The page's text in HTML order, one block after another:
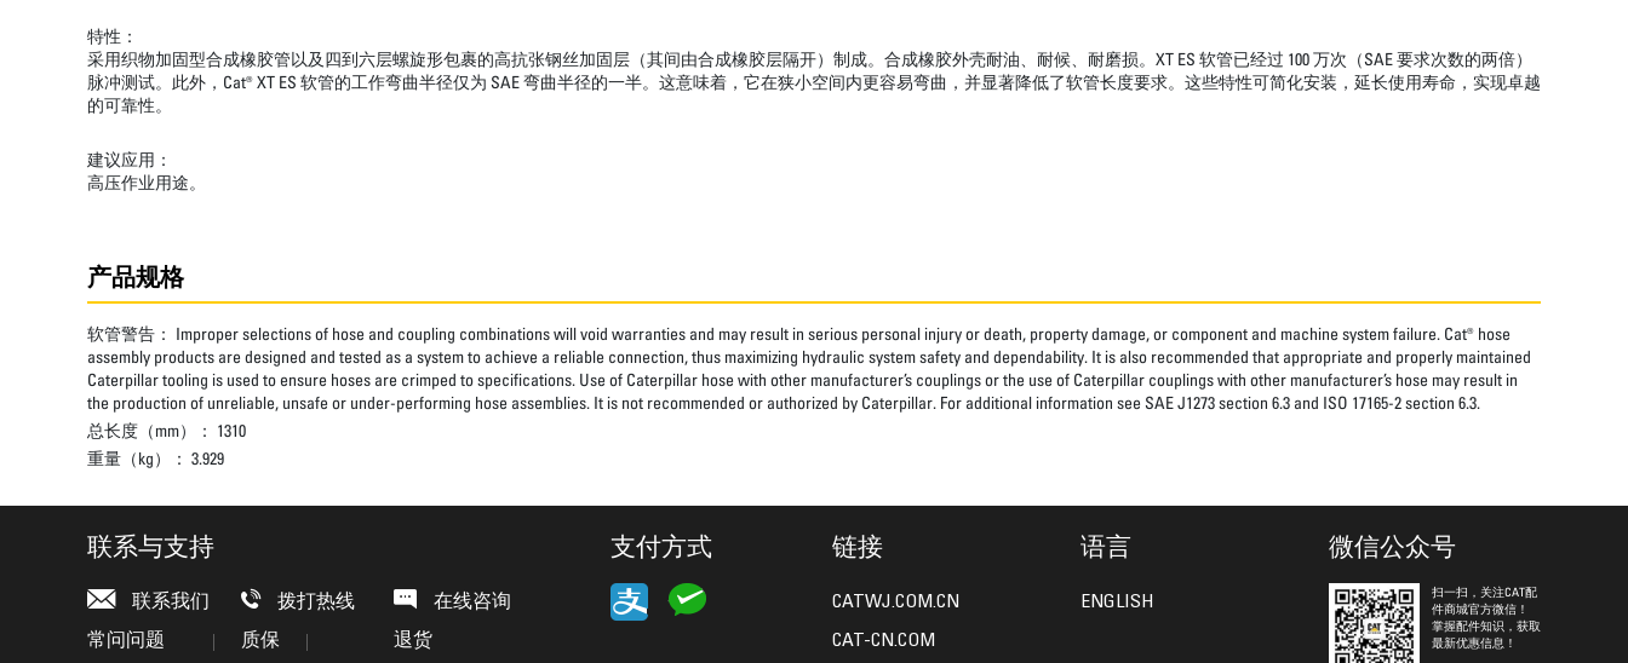
特性：
采用织物加固型合成橡胶管以及四到六层螺旋形包裹的高抗张钢丝加固层（其间由合成橡胶层隔开）制成。合成橡胶外壳耐油、耐候、耐磨损。XT ES 软管已经过 100 万次（SAE 要求次数的两倍）
脉冲测试。此外，Cat® XT ES 软管的工作弯曲半径仅为 SAE 弯曲半径的一半。这意味着，它在狭小空间内更容易弯曲，并显著降低了软管长度要求。这些特性可简化安装，延长使用寿命，实现卓越
的可靠性。
建议应用：
高压作业用途。
产品规格
软管警告： Improper selections of hose and coupling combinations will void warranties and may result in serious personal injury or death, property damage, or component and machine system failure. Cat® hose
assembly products are designed and tested as a system to achieve a reliable connection, thus maximizing hydraulic system safety and dependability. It is also recommended that appropriate and properly maintained
Caterpillar tooling is used to ensure hoses are crimped to specifications. Use of Caterpillar hose with other manufacturer’s couplings or the use of Caterpillar couplings with other manufacturer’s hose may result in
the production of unreliable, unsafe or under-performing hose assemblies. It is not recommended or authorized by Caterpillar. For additional information see SAE J1273 section 6.3 and ISO 17165-2 section 6.3.
总长度（mm）： 1310
重量（kg）： 3.929
联系与支持
联系我们 拨打热线
在线咨询
常问问题
质保 退货
支付方式 链接
CATWJ.COM.CN
CAT-CN.COM
语言
ENGLISH
微信公众号
扫一扫，关注CAT配
件商城官方微信！
掌握配件知识，获取
最新优惠信息！